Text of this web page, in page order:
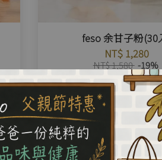
feso 余甘子粉(30
NT$ 1,280
NT$ 1,580 -19%